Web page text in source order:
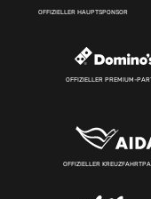
OFFIZIELLER HAUPTSPONSOR
OFFIZIELLER PREMIUM-
OFFIZIELLER